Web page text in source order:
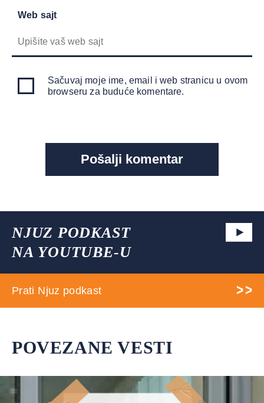
Web sajt
Sačuvaj moje ime, email i web stranicu u ovom
browseru za buduće komentare.
NJUZ PODKAST
NA YOUTUBE-U
Prati Njuz podkast
POVEZANE VESTI